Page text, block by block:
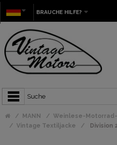
BRAUCHE HILFE?
MANN
Weinlese-
Vintage Textiljacke
Division